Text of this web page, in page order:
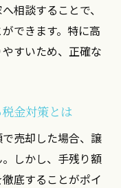
相談することで、
できます。特に高
すいため、正確な
金対策とは
売却した場合、譲
しかし、手残り額
底することがポイ